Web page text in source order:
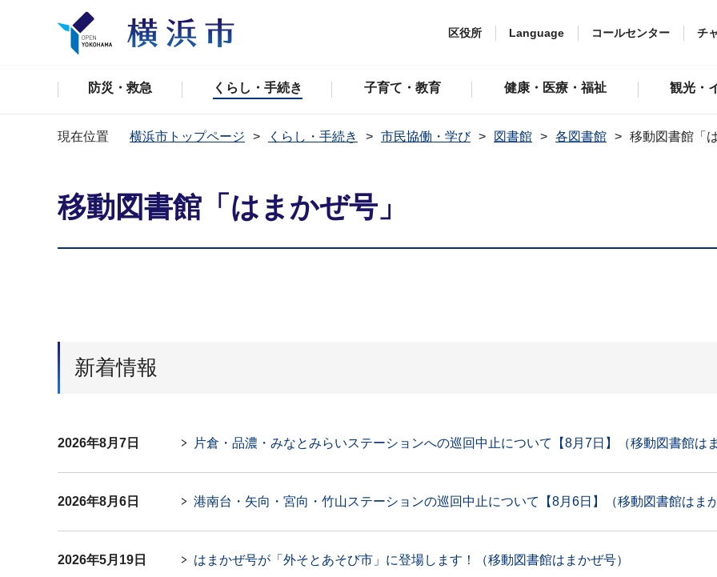
区役所 Language コールセンター チ
防災・救急 くらし・手続き 子育て・教育 健康・医療・福祉 観光・
現在位置 横浜市トップページ くらし・手続き 市民協働・学び 図書館 各図書館 移動図書館「
移動図書館「はまかぜ号」
新着情報
2026年8月7日 片倉・品濃・みなとみらいステーションへの巡回中止について【8月7日】（移動図書館は
2026年8月6日 港南台・矢向・宮向・竹山ステーションの巡回中止について【8月6日】（移動図書館はま
2026年5月19日 はまかぜ号が「外そとあそび市」に登場します！（移動図書館はまかぜ号）